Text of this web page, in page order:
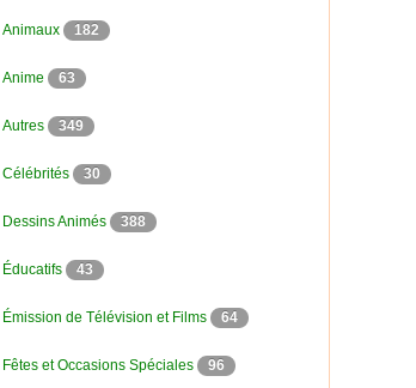
Animaux 182
Anime 63
Autres 349
Célébrités 30
Dessins Animés 388
Éducatifs 43
Émission de Télévision et Films 64
Fêtes et Occasions Spéciales 96